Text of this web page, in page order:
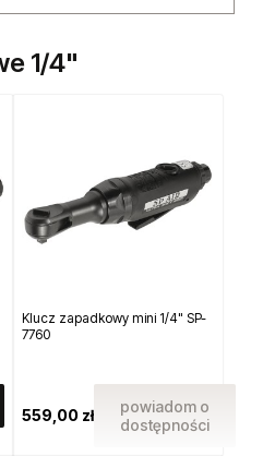
1/4"
Klucz zapadkowy mini 1/4" SP-
7760
559,00 zł
powiadom o
dostępności